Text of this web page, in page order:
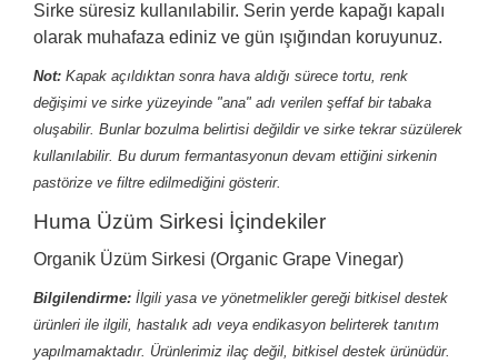
Sirke süresiz kullanılabilir. Serin yerde kapağı kapalı
olarak muhafaza ediniz ve gün ışığından koruyunuz.
Not: Kapak açıldıktan sonra hava aldığı sürece tortu, renk
değişimi ve sirke yüzeyinde "ana" adı verilen şeffaf bir tabaka
oluşabilir. Bunlar bozulma belirtisi değildir ve sirke tekrar süzülerek
kullanılabilir. Bu durum fermantasyonun devam ettiğini sirkenin
pastörize ve filtre edilmediğini gösterir.
Huma Üzüm Sirkesi İçindekiler
Organik Üzüm Sirkesi (Organic Grape Vinegar)
Bilgilendirme: İlgili yasa ve yönetmelikler gereği bitkisel destek
ürünleri ile ilgili, hastalık adı veya endikasyon belirterek tanıtım
yapılmamaktadır. Ürünlerimiz ilaç değil, bitkisel destek ürünüdür.